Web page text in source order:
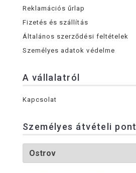
Reklamációs űrlap
Fizetés és szállítás
Általános szerződési feltételek
Személyes adatok védelme
A vállalatról
Kapcsolat
Személyes átvételi pont